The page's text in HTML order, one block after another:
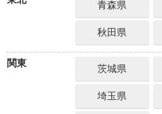
青森県
秋田県
関東 茨城県
埼玉県